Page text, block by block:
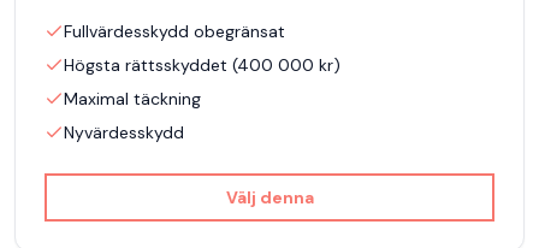
Fullvärdesskydd obegränsat
Högsta rättsskyddet (400 000 kr)
Maximal täckning
Nyvärdesskydd
Välj denna